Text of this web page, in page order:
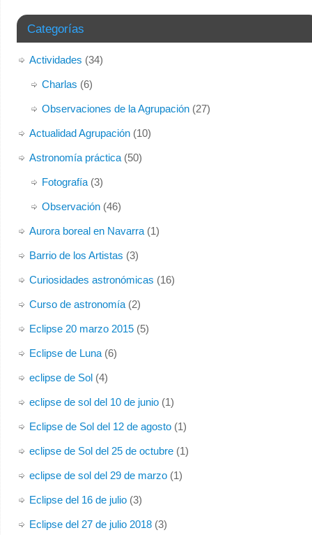
Categorías
Actividades (34)
Charlas (6)
Observaciones de la Agrupación(27)
Actualidad Agrupación(10)
Astronomía práctica(50)
Fotografía(3)
Observación(46)
Aurora boreal en Navarra(1)
Barrio de los Artistas (3)
Curiosidades astronómicas (16)
Curso de astronomía(2)
Eclipse 20 marzo 2015(5)
Eclipse de Luna(6)
eclipse de Sol(4)
eclipse de sol del 10 de junio(1)
Eclipse de Sol del 12 de agosto(1)
eclipse de Sol del 25 de octubre(1)
eclipse de sol del 29 de marzo(1)
Eclipse del 16 de julio(3)
Eclipse del 27 de julio 2018(3)